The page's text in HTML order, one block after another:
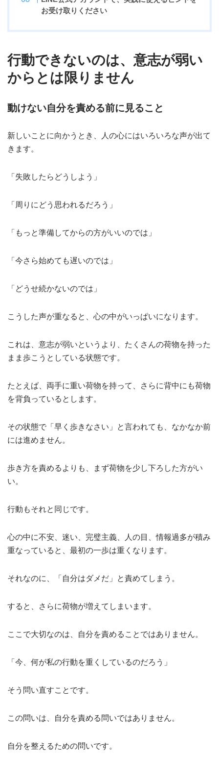
お受け取りください
行動できないのは、意志が弱い
からとは限りません
動けない自分を責める前に見ること
新しいことに向かうとき、人の心にはいろいろな声が出て
きます。
「失敗したらどうしよう」
「周りにどう思われるだろう」
「もっと準備してからの方がいいのでは」
「今さら始めても遅いのでは」
「どうせ続かないのでは」
こうした声が重なると、心の中がいっぱいになります。
これは、意志が弱いというより、たくさんの荷物を持った
まま歩こうとしている状態です。
たとえば、両手に重い荷物を持って、さらに背中にも荷物
を背負っているとします。
その状態で「早く歩きなさい」と言われても、なかなか前
には進めません。
歩き方を責めるよりも、まず荷物を少し下ろした方がい
い。
行動もそれと同じです。
心の中に不安、迷い、完璧主義、人の目、情報過多が積み
重なっていると、最初の一歩は重くなります。
それなのに、「自分はダメだ」と責めてしまう。
すると、さらに荷物が増えてしまいます。
ここで大切なのは、自分を責めることではありません。
「今、何が私の行動を重くしているのだろう」
そう問い直すことです。
この問いは、自分を責める問いではありません。
自分を整えるための問いです。